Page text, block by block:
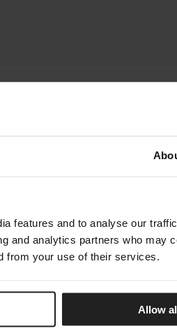
features and to analyse our
and analytics partners who may
from your use of their services.
Allow